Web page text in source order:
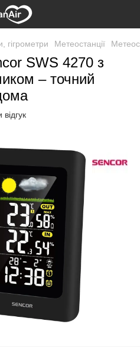
гігрометри Метеостанції
SWS 4270 з
– точний